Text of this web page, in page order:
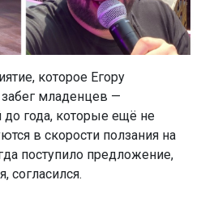
которое Егору
младенцев —
до года, которые ещё не
в скорости ползания на
поступило предложение,
согласился.